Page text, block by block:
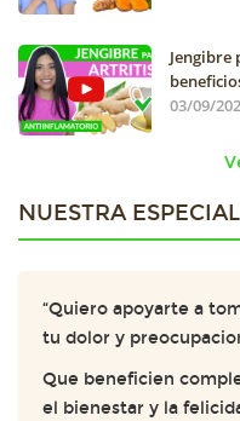
Jengibre
03/09/
NUESTRA
“Quiero apoyarte a
tu dolor y
Que beneficien
el bienestar y la